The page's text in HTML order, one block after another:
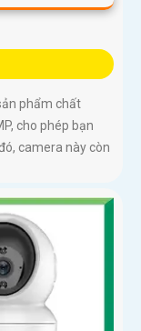
phẩm chất
cho phép bạn
camera này còn